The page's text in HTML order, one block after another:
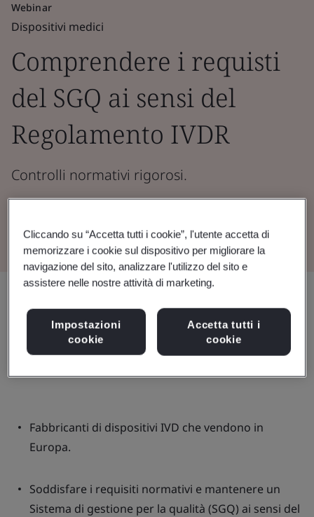
Webinar
Dispositivi medici
Comprendere i requisti
del SGQ ai sensi del
Regolamento IVDR
Controlli normativi rigorosi.
Contenuto del webinar:
Fabbricanti di dispositivi IVD che vendono in
Europa.
Soddisfare i requisiti normativi e mantenere un
Sistema di gestione per la qualità (SGQ) ai sensi del
Cliccando su “Accetta tutti i cookie”, l'utente accetta di
memorizzare i cookie sul dispositivo per migliorare la
navigazione del sito, analizzare l'utilizzo del sito e
assistere nelle nostre attività di marketing.
Impostazioni
cookie
Accetta tutti i
cookie